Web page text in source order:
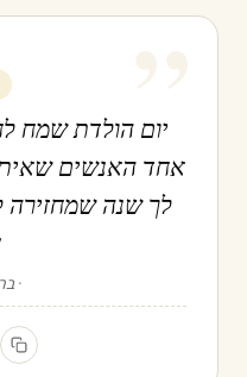
”
יום הולדת שמח
אחד האנשים
לך שנה